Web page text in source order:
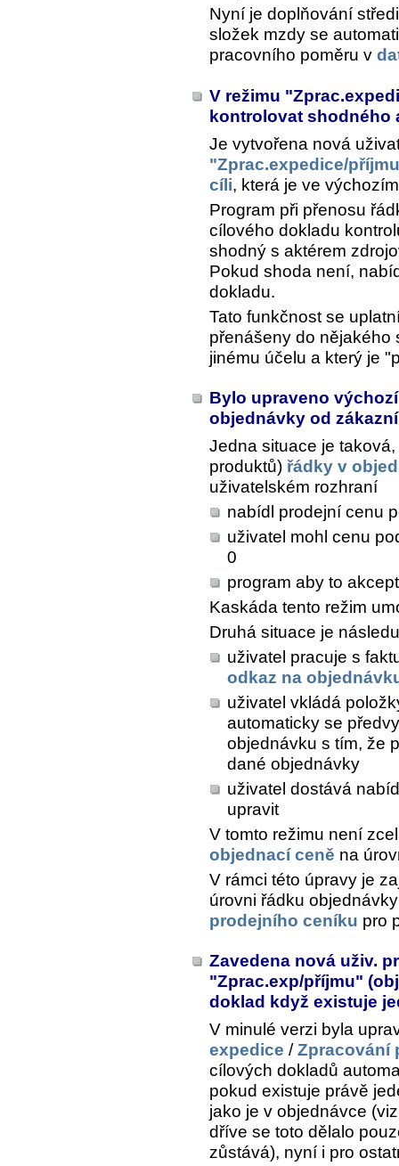
Nyní je doplňování
složek mzdy se
pracovního poměru v
V režimu
kontrolovat shodného
Je vytvořena nová
"Zprac.expedice/
cíli, která je ve
Program při přenosu
cílového dokladu
shodný s aktérem
Pokud shoda není,
dokladu.
Tato funkčnost se
přenášeny do nějakého
jinému účelu a který je
Bylo upraveno
objednávky od
Jedna situace je
produktů) řádky v
uživatelském rozhraní
nabídl prodejní cenu
uživatel mohl cenu
0
program aby to
Kaskáda tento režim
Druhá situace je
uživatel pracuje s
odkaz na
uživatel vkládá
automaticky se
objednávku s tím, že
dané objednávky
uživatel dostává
upravit
V tomto režimu není
objednací ceně na
V rámci této úpravy je
úrovni řádku
prodejního ceníku pro
Zavedena nová uživ.
"Zprac.exp/příjmu"
doklad když existuje
V minulé verzi byla
expedice /Zpracování
cílových dokladů
pokud existuje právě
jako je v objednávce
dříve se toto dělalo
zůstává), nyní i pro